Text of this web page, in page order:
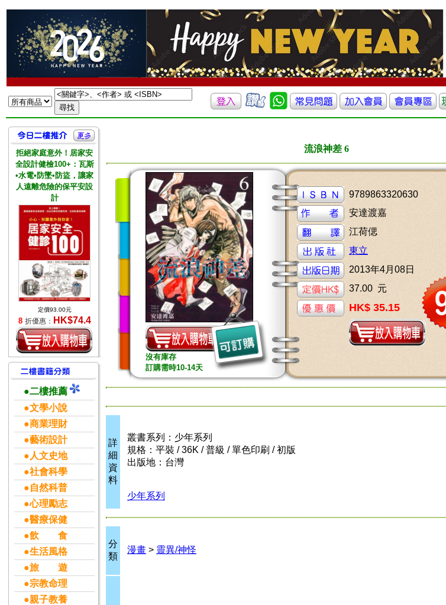
拒絕家庭意外！居家安
全設計健檢100+：瓦斯
•水電•防墜•防盜，讓家
人遠離危險的保平安設
計
定價93.00元
8 折優惠： HK$74.4
●二樓推薦
●文學小說
●商業理財
●藝術設計
●人文史地
●社會科學
●自然科普
●心理勵志
●醫療保健
●飲 食
●生活風格
●旅 遊
●宗教命理
●親子教養
流浪神差 6
沒有庫存
訂購需時10-14天
9789863320630
安達渡嘉
江荷偲
東立
2013年4月08日
37.00 元
HK$ 35.15
詳
細
資
料
叢書系列：少年系列
規格：平裝 / 36K / 普級 / 單色印刷 / 初版
出版地：台灣
少年系列
分
類
漫畫 > 靈異/神怪